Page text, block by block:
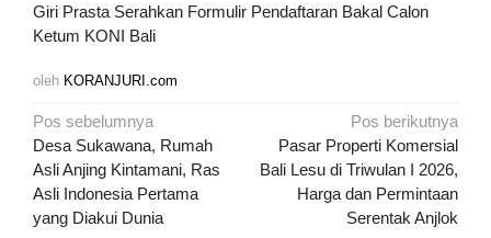
Giri Prasta Serahkan Formulir Pendaftaran Bakal Calon
Ketum KONI Bali
oleh KORANJURI.com
Navigasi
pos
Pos sebelumnya
Desa Sukawana, Rumah
Asli Anjing Kintamani, Ras
Asli Indonesia Pertama
yang Diakui Dunia
Pos berikutnya
Pasar Properti Komersial
Bali Lesu di Triwulan I 2026,
Harga dan Permintaan
Serentak Anjlok